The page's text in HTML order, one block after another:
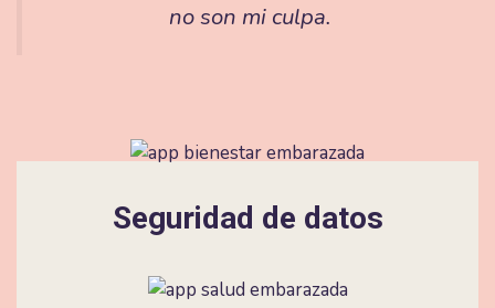
no son mi culpa.
Seguridad de datos